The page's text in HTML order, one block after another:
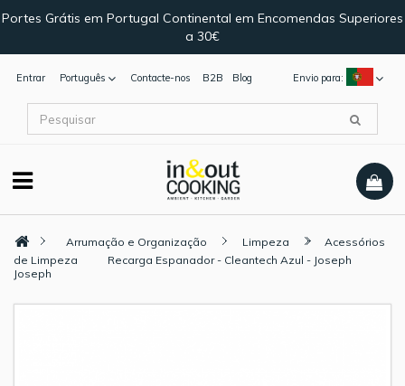
Portes Grátis em Portugal Continental em Encomendas Superiores
a 30€
Entrar Português Envio para:
Contacte-nos B2B Blog
Arrumação e Organização Limpeza
Acessórios
de Limpeza
Recarga Espanador - Cleantech Azul - Joseph
Joseph